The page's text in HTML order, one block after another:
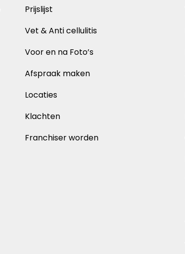
Prijslijst
Vet & Anti cellulitis
Voor en na Foto’s
Afspraak maken
Locaties
Klachten
Franchiser worden